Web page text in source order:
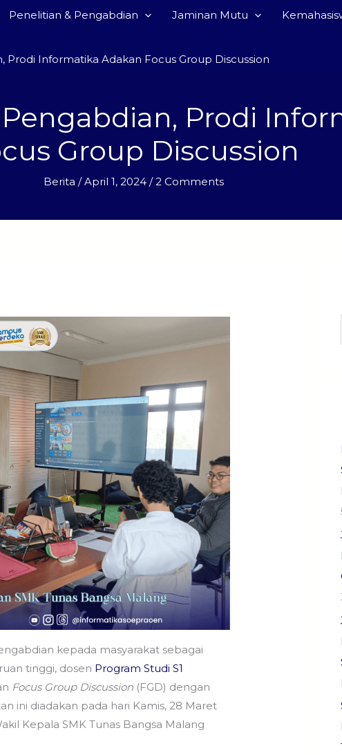
Penelitian & Pengabdian Jaminan Mutu
Prodi Informatika Adakan Focus Group Discussion
Prodi
Group Discussion
Berita /April 1, 2024 /2 Comments
kepada masyarakat sebagai
tinggi, dosen Program Studi S1
Focus Group Discussion (FGD) dengan
ini diadakan pada hari Kamis, 28 Maret
Kepala SMK Tunas Bangsa Malang
r
: